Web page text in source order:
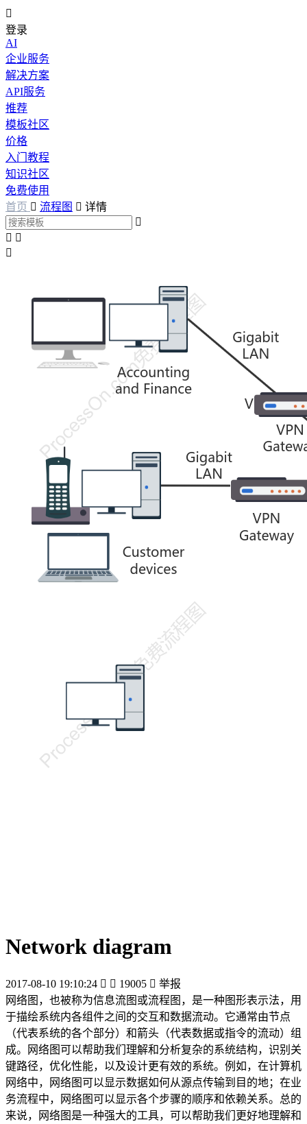

登录
AI
企业服务
解决方案
API服务
推荐
模板社区
价格
入门教程
知识社区
免费使用
首页  流程图  详情

 

Network diagram
2017-08-10 19:10:24   19005  举报
网络图，也被称为信息流图或流程图，是一种图形表示法，用
于描绘系统内各组件之间的交互和数据流动。它通常由节点
（代表系统的各个部分）和箭头（代表数据或指令的流动）组
成。网络图可以帮助我们理解和分析复杂的系统结构，识别关
键路径，优化性能，以及设计更有效的系统。例如，在计算机
网络中，网络图可以显示数据如何从源点传输到目的地；在业
务流程中，网络图可以显示各个步骤的顺序和依赖关系。总的
来说，网络图是一种强大的工具，可以帮助我们更好地理解和